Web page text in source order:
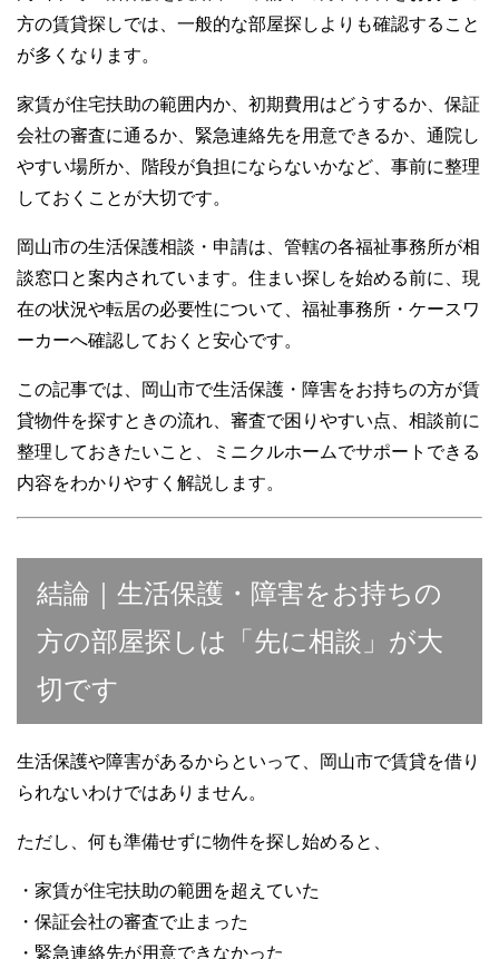
方の賃貸探しでは、一般的な部屋探しよりも確認すること
が多くなります。
家賃が住宅扶助の範囲内か、初期費用はどうするか、保証
会社の審査に通るか、緊急連絡先を用意できるか、通院し
やすい場所か、階段が負担にならないかなど、事前に整理
しておくことが大切です。
岡山市の生活保護相談・申請は、管轄の各福祉事務所が相
談窓口と案内されています。住まい探しを始める前に、現
在の状況や転居の必要性について、福祉事務所・ケースワ
ーカーへ確認しておくと安心です。
この記事では、岡山市で生活保護・障害をお持ちの方が賃
貸物件を探すときの流れ、審査で困りやすい点、相談前に
整理しておきたいこと、ミニクルホームでサポートできる
内容をわかりやすく解説します。
結論｜生活保護・障害をお持ちの
方の部屋探しは「先に相談」が大
切です
生活保護や障害があるからといって、岡山市で賃貸を借り
られないわけではありません。
ただし、何も準備せずに物件を探し始めると、
・家賃が住宅扶助の範囲を超えていた
・保証会社の審査で止まった
・緊急連絡先が用意できなかった